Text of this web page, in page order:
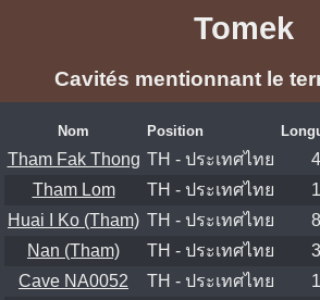
Tomek
Cavités mentionnant le
Nom Position
Tham Fak Thong TH - ประเทศไทย
Tham Lom
TH - ประเทศไทย
Huai I Ko (Tham) TH - ประเทศไทย
Nan (Tham)
TH - ประเทศไทย
Cave NA0052
TH - ประเทศไทย